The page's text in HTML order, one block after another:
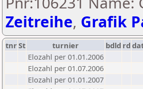
Zeitreihe, Grafik
tnrSt turnier bdld rd
Elozahl per 01.01.2006
Elozahl per 01.07.2006
Elozahl per 01.01.2007